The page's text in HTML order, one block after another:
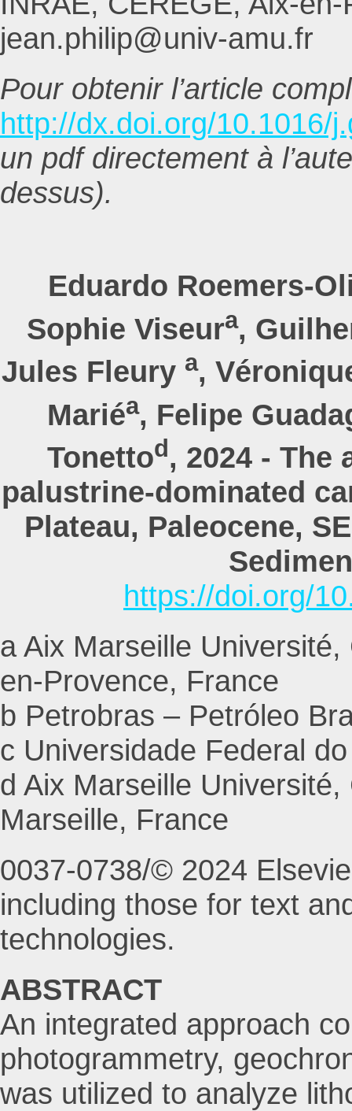
jean.philip@univ-amu.fr
Pour obtenir l’article
http://dx.doi.org/10.1016/
un pdf directement à
dessus).
Eduardo Roemers-
Sophie Viseura,
Jules Fleury a,
Mariéa, Felipe
Tonettod , 2024 - The
palustrine-dominated
Plateau, Paleocene,
https://doi.org/
a Aix Marseille
en-Provence, France
b Petrobras – Petróleo
c Universidade Federal
d Aix Marseille
Marseille, France
0037-0738/© 2024
including those for text
technologies.
ABSTRACT
An integrated approach
photogrammetry,
was utilized to analyze